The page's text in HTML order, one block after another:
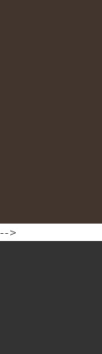
-->